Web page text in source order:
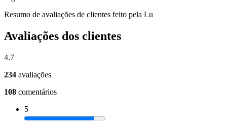
Resumo de avaliações de clientes feito pela Lu
Avaliações dos clientes
4.7
234 avaliações
108 comentários
5